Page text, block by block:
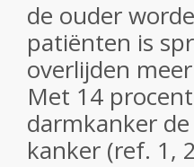
de ouder
patiënten is
overlijden
Met 14
darmkanker
kanker (ref. 1,